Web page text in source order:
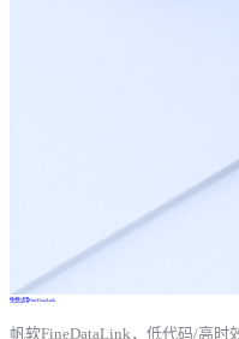
免费试用FineDataLink
帆软FineDataLink，低代码/高时